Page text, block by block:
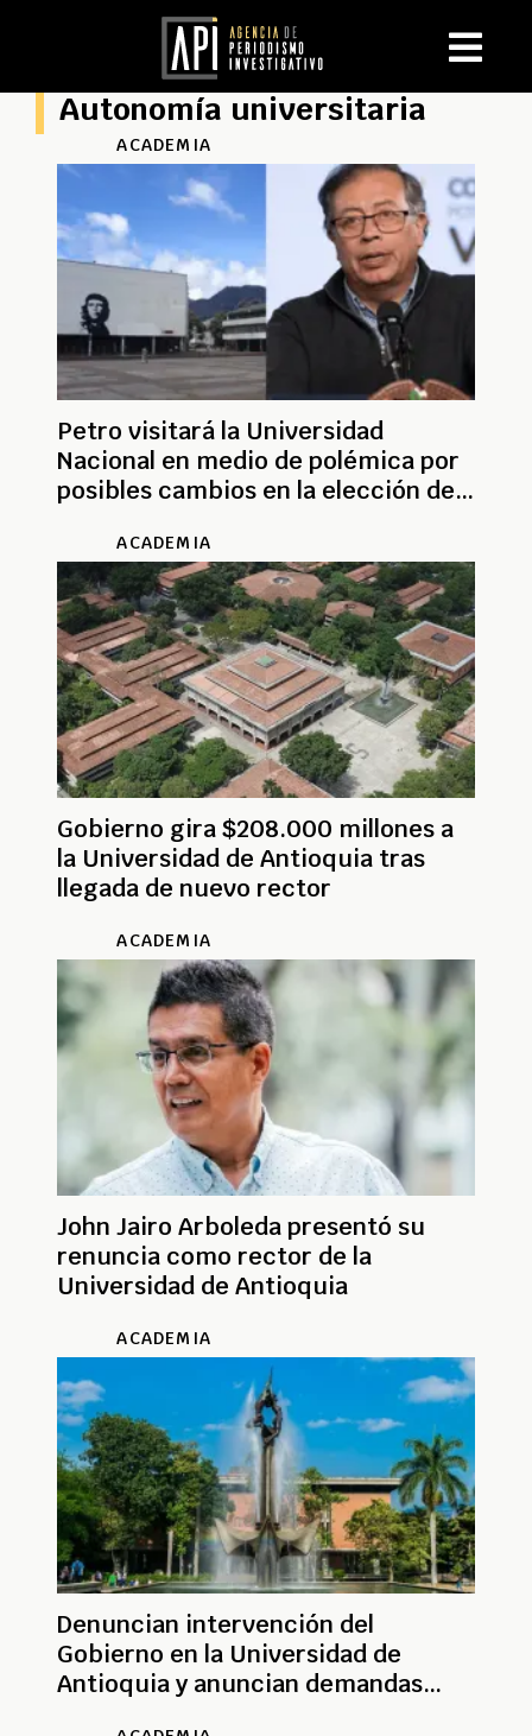
Autonomía universitaria
ACADEMIA
Petro visitará la Universidad
Nacional en medio de polémica por
posibles cambios en la elección de
ACADEMIA
Gobierno gira $208.000 millones a
la Universidad de Antioquia tras
llegada de nuevo rector
ACADEMIA
John Jairo Arboleda presentó su
renuncia como rector de la
Universidad de Antioquia
ACADEMIA
Denuncian intervención del
Gobierno en la Universidad de
Antioquia y anuncian demandas